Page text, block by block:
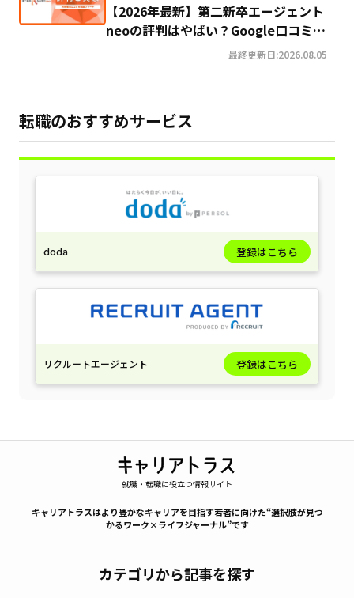
【2026年最新】第二新卒エージェント
neoの評判はやばい？Google口コミ高
評価の真実と利用の注意点を徹底解説
最終更新日:2026.08.05
転職のおすすめサービス
doda 登録はこちら
リクルートエージェント 登録はこちら
就職・転職に役立つ情報サイト
キャリアトラスはより豊かなキャリアを目指す若者に向けた“選択肢が見つ
かるワーク×ライフジャーナル”です
カテゴリから記事を探す